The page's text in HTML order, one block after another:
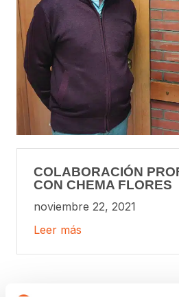
COLABORACIÓN
CON CHEMA FLORES
noviembre 22, 2021
Leer más